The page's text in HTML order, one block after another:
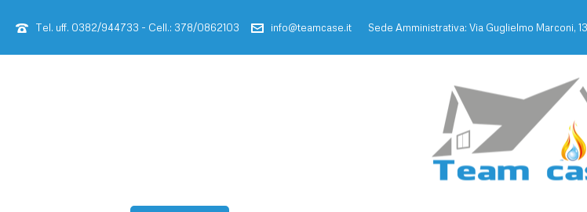
Tel. uff. 0382/944733 - Cell.: 378/0862103 info@teamcase.it Sede Amministrativa: Via Guglielmo Marconi,